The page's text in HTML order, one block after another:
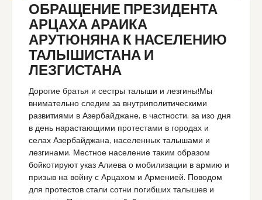
ОБРАЩЕНИЕ ПРЕЗИДЕНТА
АРЦАХА АРАИКА
АРУТЮНЯНА К НАСЕЛЕНИЮ
ТАЛЫШИСТАНА И
ЛЕЗГИСТАНА
Дорогие братья и сестры талыши и лезгины!Мы
внимательно следим за внутриполитическими
развитиями в Азербайджане, в частности, за изо дня
в день нарастающими протестами в городах и
селах Азербайджана, населенных талышами и
лезгинами. Местное население таким образом
бойкотируют указ Алиева о мобилизации в армию и
призыв на войну с Арцахом и Арменией. Поводом
для протестов стали сотни погибших талышев и